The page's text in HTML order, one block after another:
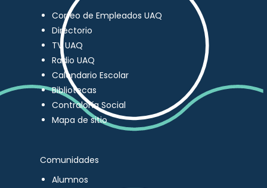
Correo de Empleados UAQ
Directorio
TV UAQ
Radio UAQ
Calendario Escolar
Bibliotecas
Contraloría Social
Mapa de sitio
Comunidades
Alumnos